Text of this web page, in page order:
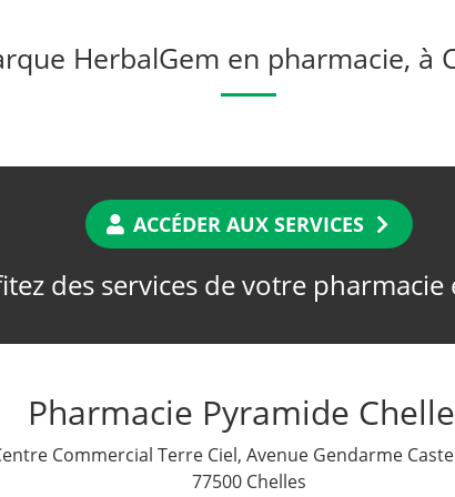
HerbalGem en pharmacie, à
ACCÉDER AUX SERVICES
des services de votre pharmacie
Pharmacie Pyramide
Commercial Terre Ciel, Avenue Gendarme
77500 Chelles